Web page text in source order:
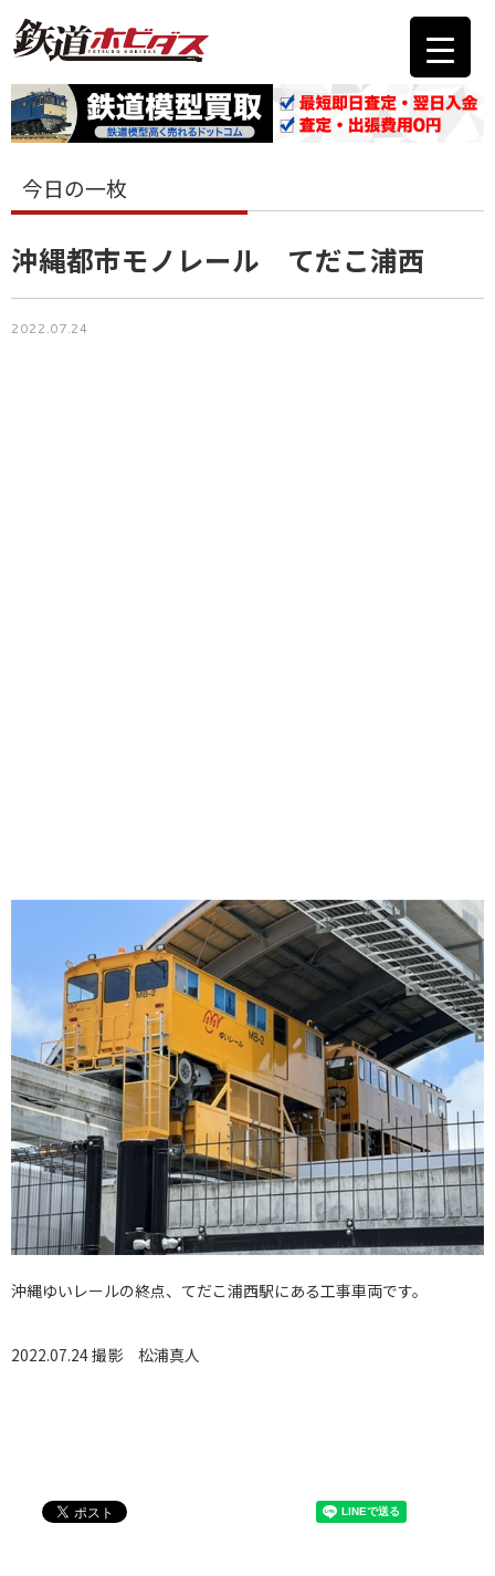
今日の一枚
沖縄都市モノレール てだこ浦西
2022.07.24
沖縄ゆいレールの終点、てだこ浦西駅にある工事車両です。
2022.07.24 撮影 松浦真人